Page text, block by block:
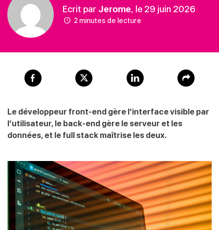
Ecrit par Jerome, le 29 juin 2026
2 minutes de lecture
Le développeur front-end gère l’interface visible par
l’utilisateur, le back-end gère le serveur et les
données, et le full stack maîtrise les deux.